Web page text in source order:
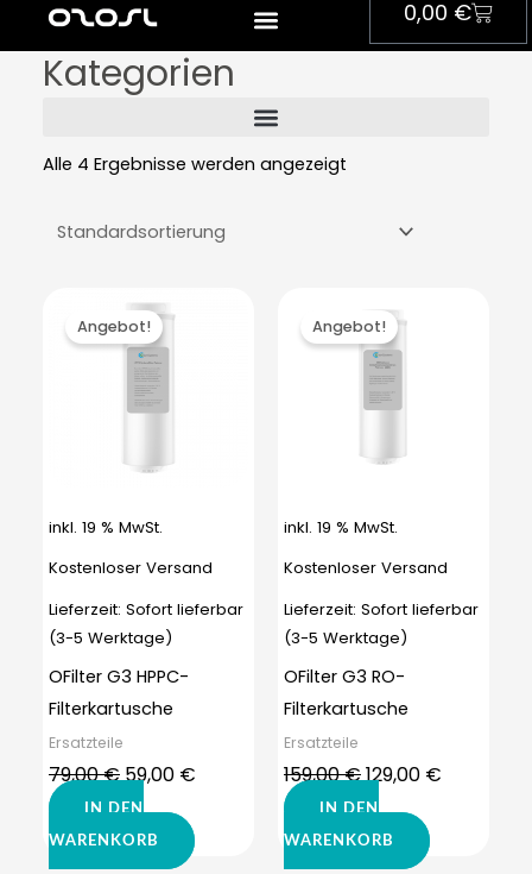
Inhalt
springen
0,00 €
Kategorien
Alle 4 Ergebnisse werden angezeigt
Angebot!
inkl. 19 % MwSt.
Kostenloser Versand
Lieferzeit: Sofort lieferbar
(3-5 Werktage)
OFilter G3 HPPC-
Filterkartusche
Ersatzteile
79,00€
Ursprünglicher
Preis
war:
79,00 €
59,00 €
IN DEN
WARENKORB
Angebot!
inkl. 19 % MwSt.
Kostenloser Versand
Lieferzeit: Sofort lieferbar
(3-5 Werktage)
OFilter G3 RO-
Filterkartusche
Ersatzteile
159,00€
Preis
war:
159,00 €
129,00 €
IN DEN
WARENKORB